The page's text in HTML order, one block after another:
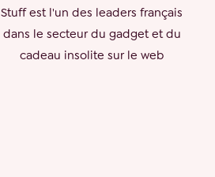
Stuff est l'un des leaders français
dans le secteur du gadget et du
cadeau insolite sur le web